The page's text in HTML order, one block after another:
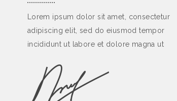
Lorem ipsum dolor sit amet, consectetur
adipiscing elit, sed do eiusmod tempor
incididunt ut labore et dolore magna ut